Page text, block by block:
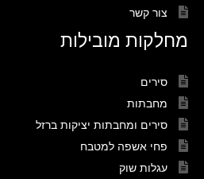
צור קשר
מחלקות מובילות
סירים
מחבתות
סירים ומחבתות יציקות ברזל
פחי אשפה למטבח
עגלות שוק